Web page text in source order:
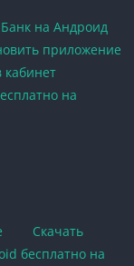
на Андроид
приложение
на
Скачать
бесплатно на